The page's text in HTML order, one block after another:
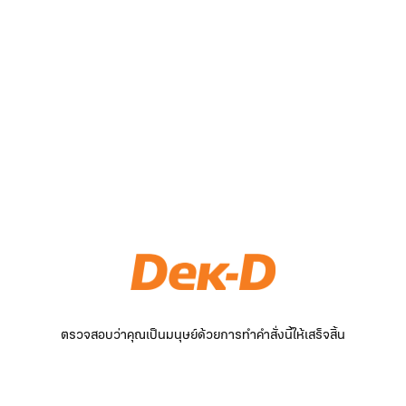
ตรวจสอบว่าคุณเป็นมนุษย์ด้วยการทำคำสั่งนี้ให้เสร็จสิ้น